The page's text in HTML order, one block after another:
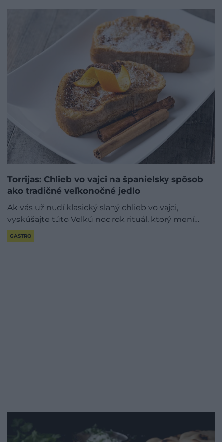
Torrijas: Chlieb vo vajci na španielsky spôsob
ako tradičné veľkonočné jedlo
Ak vás už nudí klasický slaný chlieb vo vajci,
vyskúšajte túto Veľkú noc rok rituál, ktorý mení…
GASTRO